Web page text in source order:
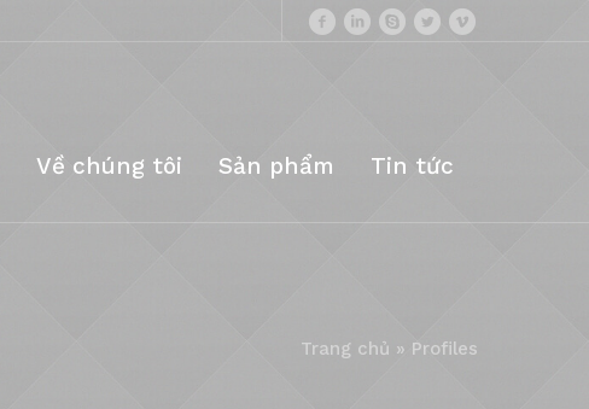
Về chúng tôi Sản phẩm Tin tức
Trang chủ » Profiles